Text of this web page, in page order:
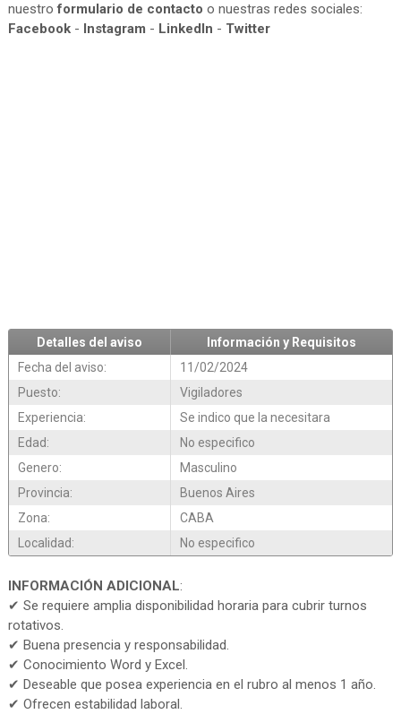
nuestroformulario de contacto o nuestras redes sociales:
Facebook- Instagram - LinkedIn - Twitter
Detalles del aviso
Información y Requisitos
Fecha del aviso:
11/02/2024
Puesto:
Vigiladores
Experiencia:
Se indico que la necesitara
Edad:
No especifico
Genero:
Masculino
Provincia:
Buenos Aires
Zona:
CABA
Localidad:
No especifico
INFORMACIÓN ADICIONAL:
✔ Se requiere amplia disponibilidad horaria para cubrir turnos
rotativos.
✔ Buena presencia y responsabilidad.
✔ Conocimiento Word y Excel.
✔ Deseable que posea experiencia en el rubro al menos 1 año.
✔ Ofrecen estabilidad laboral.